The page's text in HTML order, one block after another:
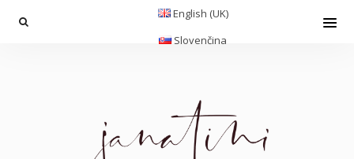
English (UK)
Slovenčina